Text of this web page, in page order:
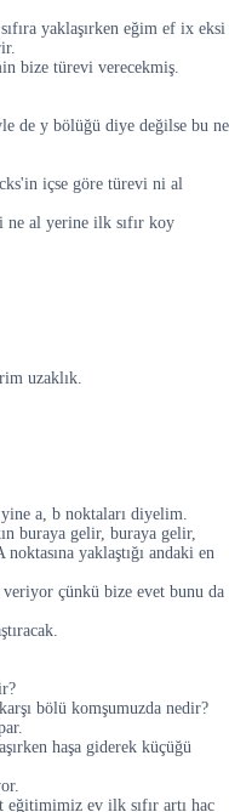
yaklaşırken eğim ef ix eksi
bize türevi verecekmiş.
de y bölüğü diye değilse bu ne
içse göre türevi ni al
al yerine ilk sıfır koy
uzaklık.
yine a, b noktaları diyelim.
buraya gelir, buraya gelir,
yaklaştığı andaki en
çünkü bize evet bunu da
bölü komşumuzda nedir?
haşa giderek küçüğü
eğitimimiz ev ilk sıfır artı hac